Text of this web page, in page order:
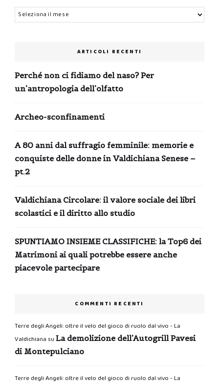
Archivi
ARTICOLI RECENTI
Perché non ci fidiamo del naso? Per
un’antropologia dell’olfatto
Archeo-sconfinamenti
A 80 anni dal suffragio femminile: memorie e
conquiste delle donne in Valdichiana Senese –
pt.2
Valdichiana Circolare: il valore sociale dei libri
scolastici e il diritto allo studio
SPUNTIAMO INSIEME CLASSIFICHE: la Top6 dei
Matrimoni ai quali potrebbe essere anche
piacevole partecipare
COMMENTI RECENTI
Terre degli Angeli: oltre il velo del gioco di ruolo dal vivo - La
Valdichiana su La demolizione dell’Autogrill Pavesi
di Montepulciano
Terre degli Angeli: oltre il velo del gioco di ruolo dal vivo - La